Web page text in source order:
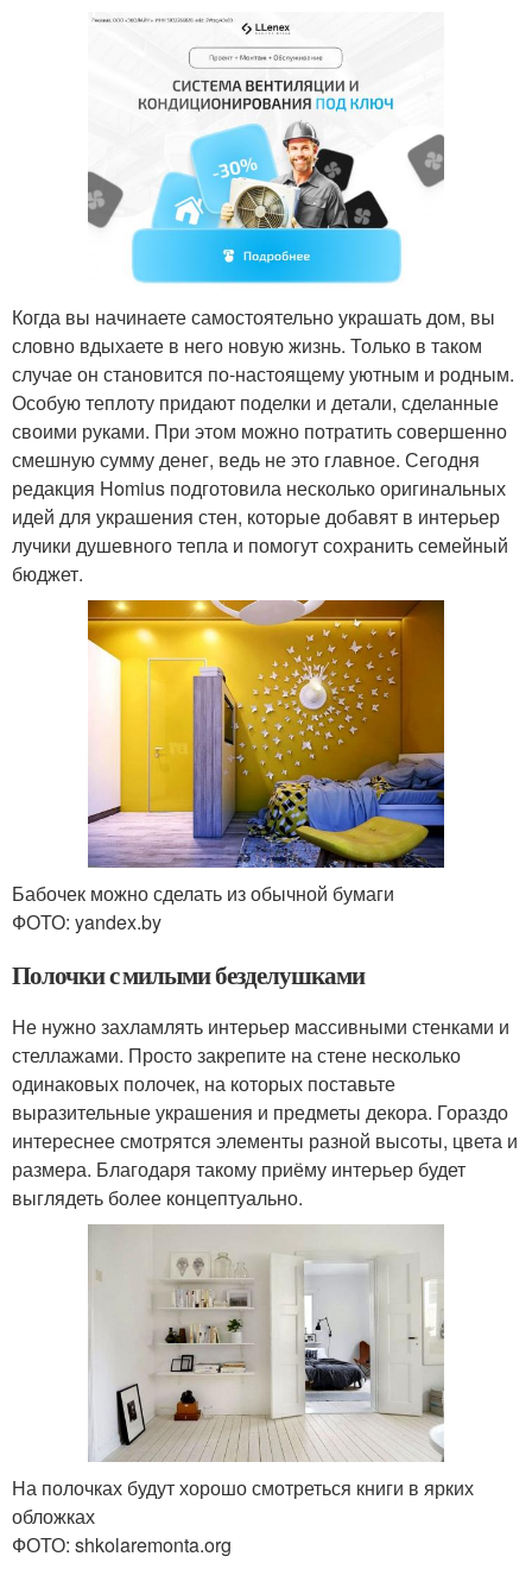
Когда вы начинаете самостоятельно украшать дом, вы
словно вдыхаете в него новую жизнь. Только в таком
случае он становится по-настоящему уютным и родным.
Особую теплоту придают поделки и детали, сделанные
своими руками. При этом можно потратить совершенно
смешную сумму денег, ведь не это главное. Сегодня
редакция Homius подготовила несколько оригинальных
идей для украшения стен, которые добавят в интерьер
лучики душевного тепла и помогут сохранить семейный
бюджет.
Бабочек можно сделать из обычной бумаги
ФОТО: yandex.by
Полочки с милыми безделушками
Не нужно захламлять интерьер массивными стенками и
стеллажами. Просто закрепите на стене несколько
одинаковых полочек, на которых поставьте
выразительные украшения и предметы декора. Гораздо
интереснее смотрятся элементы разной высоты, цвета и
размера. Благодаря такому приёму интерьер будет
выглядеть более концептуально.
На полочках будут хорошо смотреться книги в ярких
обложках
ФОТО: shkolaremonta.org